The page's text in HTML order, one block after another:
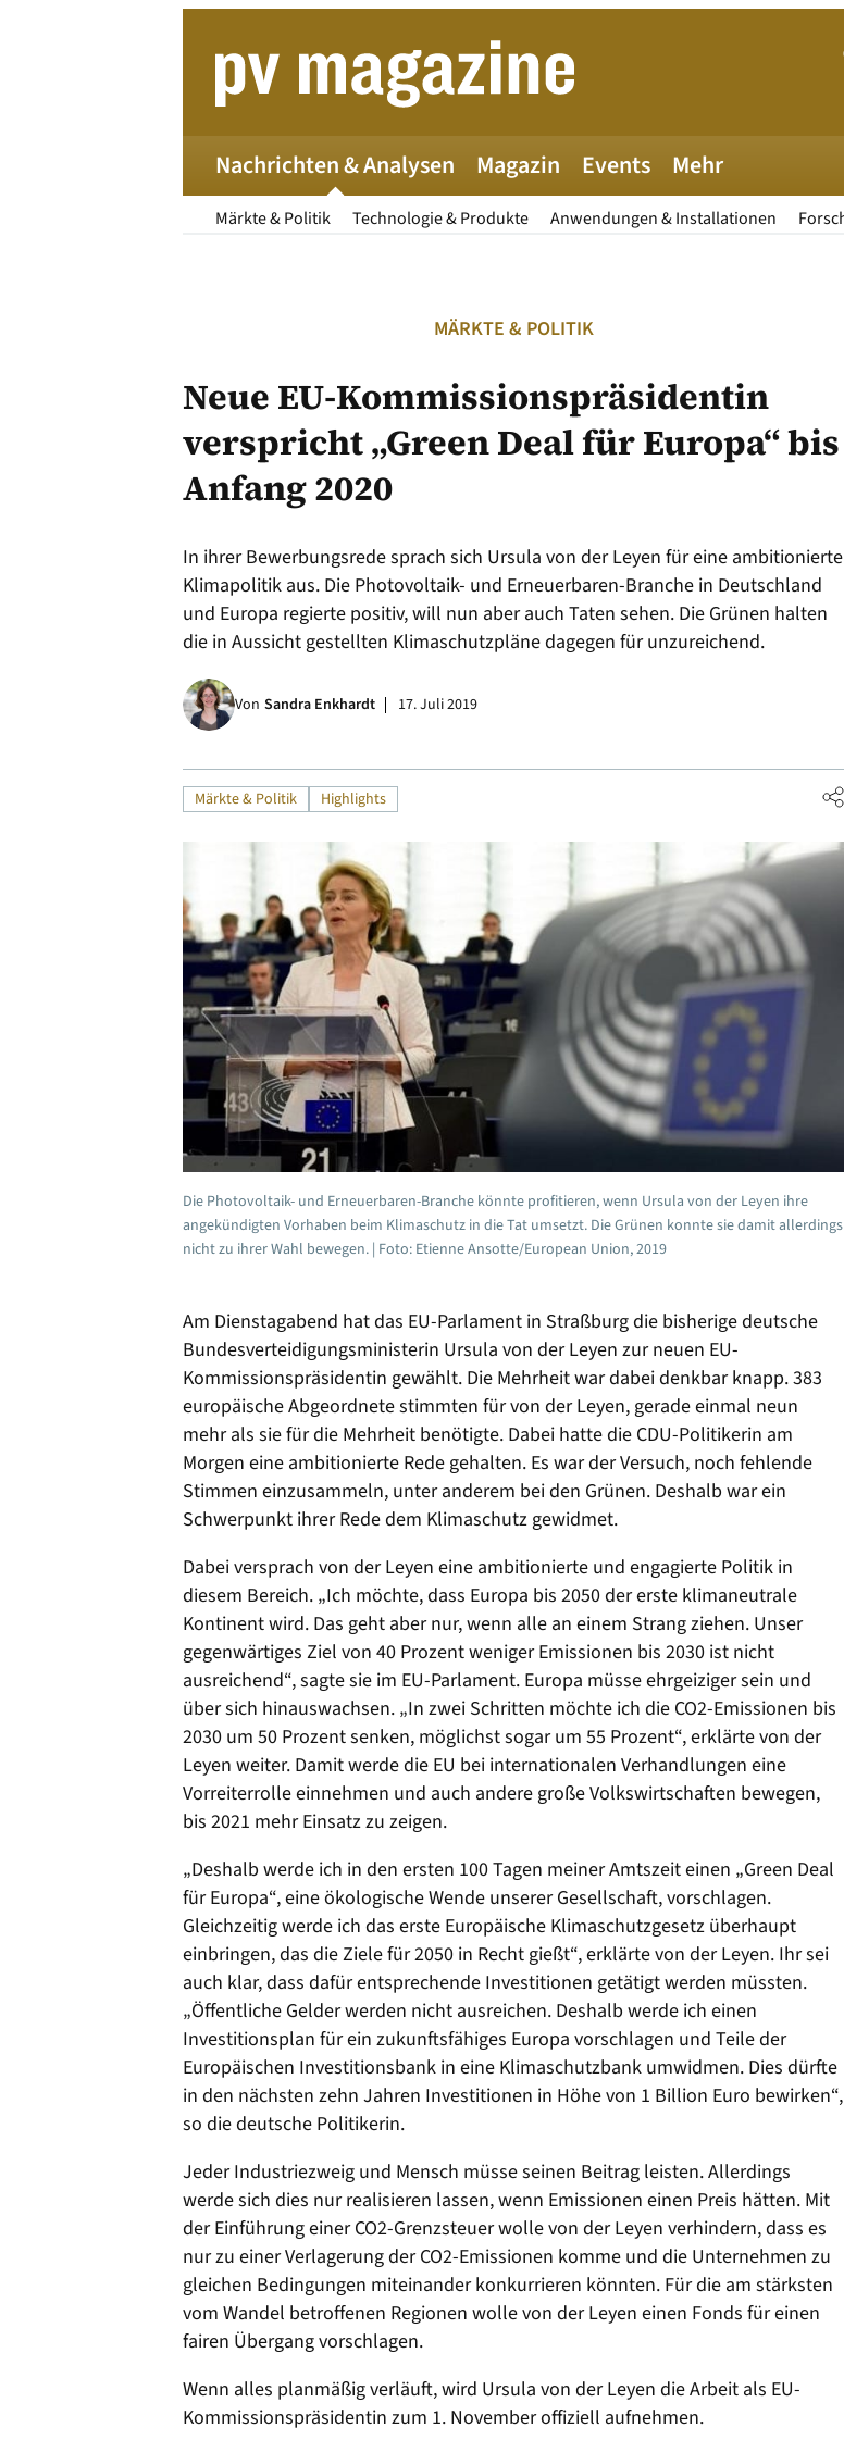
Nachrichten & Analysen
Märkte & Politik Technologie & Produkte Anwendungen & Installationen
Magazin Events Mehr
MÄRKTE & POLITIK
Neue EU-Kommissionspräsidentin
verspricht „Green Deal für Europa“ bis
Anfang 2020
In ihrer Bewerbungsrede sprach sich Ursula von der Leyen für eine ambitionierte
Klimapolitik aus. Die Photovoltaik- und Erneuerbaren-Branche in Deutschland
und Europa regierte positiv, will nun aber auch Taten sehen. Die Grünen halten
die in Aussicht gestellten Klimaschutzpläne dagegen für unzureichend.
Von Sandra Enkhardt 17. Juli 2019
Märkte & Politik Highlights
Die Photovoltaik- und Erneuerbaren-Branche könnte profitieren, wenn Ursula von der Leyen ihre
angekündigten Vorhaben beim Klimaschutz in die Tat umsetzt. Die Grünen konnte sie damit allerdings
nicht zu ihrer Wahl bewegen. | Foto: Etienne Ansotte/European Union, 2019
Am Dienstagabend hat das EU-Parlament in Straßburg die bisherige deutsche
Bundesverteidigungsministerin Ursula von der Leyen zur neuen EU-
Kommissionspräsidentin gewählt. Die Mehrheit war dabei denkbar knapp. 383
europäische Abgeordnete stimmten für von der Leyen, gerade einmal neun
mehr als sie für die Mehrheit benötigte. Dabei hatte die CDU-Politikerin am
Morgen eine ambitionierte Rede gehalten. Es war der Versuch, noch fehlende
Stimmen einzusammeln, unter anderem bei den Grünen. Deshalb war ein
Schwerpunkt ihrer Rede dem Klimaschutz gewidmet.
Dabei versprach von der Leyen eine ambitionierte und engagierte Politik in
diesem Bereich. „Ich möchte, dass Europa bis 2050 der erste klimaneutrale
Kontinent wird. Das geht aber nur, wenn alle an einem Strang ziehen. Unser
gegenwärtiges Ziel von 40 Prozent weniger Emissionen bis 2030 ist nicht
ausreichend“, sagte sie im EU-Parlament. Europa müsse ehrgeiziger sein und
über sich hinauswachsen. „In zwei Schritten möchte ich die CO2-Emissionen bis
2030 um 50 Prozent senken, möglichst sogar um 55 Prozent“, erklärte von der
Leyen weiter. Damit werde die EU bei internationalen Verhandlungen eine
Vorreiterrolle einnehmen und auch andere große Volkswirtschaften bewegen,
bis 2021 mehr Einsatz zu zeigen.
„Deshalb werde ich in den ersten 100 Tagen meiner Amtszeit einen „Green Deal
für Europa“, eine ökologische Wende unserer Gesellschaft, vorschlagen.
Gleichzeitig werde ich das erste Europäische Klimaschutzgesetz überhaupt
einbringen, das die Ziele für 2050 in Recht gießt“, erklärte von der Leyen. Ihr sei
auch klar, dass dafür entsprechende Investitionen getätigt werden müssten.
„Öffentliche Gelder werden nicht ausreichen. Deshalb werde ich einen
Investitionsplan für ein zukunftsfähiges Europa vorschlagen und Teile der
Europäischen Investitionsbank in eine Klimaschutzbank umwidmen. Dies dürfte
in den nächsten zehn Jahren Investitionen in Höhe von 1 Billion Euro bewirken“,
so die deutsche Politikerin.
Jeder Industriezweig und Mensch müsse seinen Beitrag leisten. Allerdings
werde sich dies nur realisieren lassen, wenn Emissionen einen Preis hätten. Mit
der Einführung einer CO2-Grenzsteuer wolle von der Leyen verhindern, dass es
nur zu einer Verlagerung der CO2-Emissionen komme und die Unternehmen zu
gleichen Bedingungen miteinander konkurrieren könnten. Für die am stärksten
vom Wandel betroffenen Regionen wolle von der Leyen einen Fonds für einen
fairen Übergang vorschlagen.
Wenn alles planmäßig verläuft, wird Ursula von der Leyen die Arbeit als EU-
Kommissionspräsidentin zum 1. November offiziell aufnehmen.
PV MAGAZINE DEUTSCHLAND
Die neue pv magazine Deutschland Ausgabe
ist jetzt verfügbar!
Geschäftsmodelle
Jetzt kaufen